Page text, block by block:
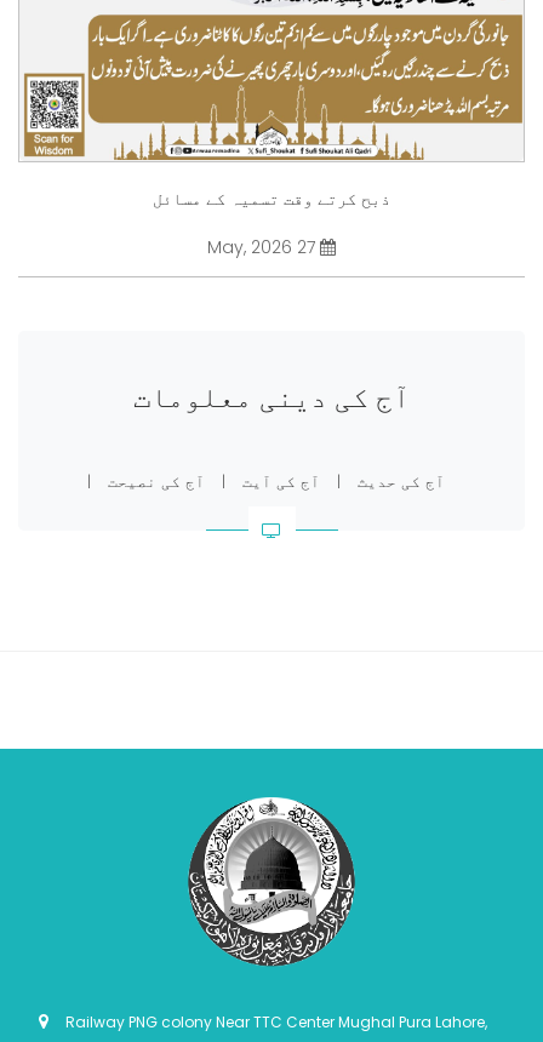
ذبح کرتے وقت تسمیہ کے مسائل
آج کی دینی معلومات
آج کی حدیث | آج کی آیت | آج کی نصیحت |
Railway PNG colony Near TTC Center Mughal Pura Lahore,